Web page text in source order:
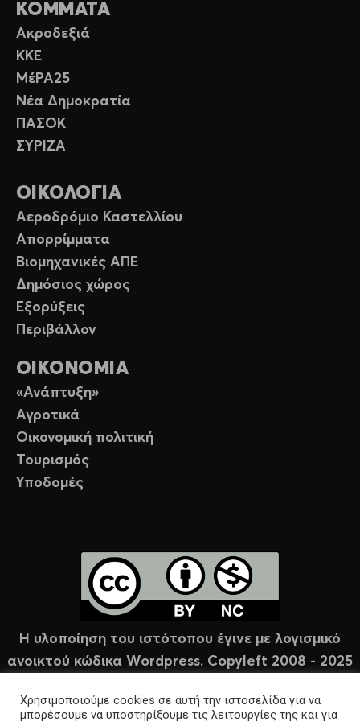
ΚΟΜΜΑΤΑ
Ακροδεξιά
ΚΚΕ
ΜέΡΑ25
Νέα Δημοκρατία
ΠΑΣΟΚ
ΣΥΡΙΖΑ
ΟΙΚΟΛΟΓΙΑ
Αεροδρόμιο Καστελλίου
Απορρίμματα
Βιομηχανικές ΑΠΕ
Δημόσιος χώρος
Εξορύξεις
Περιβάλλον
ΟΙΚΟΝΟΜΙΑ
«Ανάπτυξη»
Αγροτικά
Οικονομική πολιτική
Τουρισμός
Υποδομές
Η υλοποίηση του ιστότοπου έγινε με λογισμικό
ανοικτού κώδικα Wordpress. Copyleft 2008 - 2025
Χρησιμοποιούμε cookies σε αυτή την ιστοσελίδα για να
μπορέσουμε να υποστηρίξουμε τις λειτουργίες της και για